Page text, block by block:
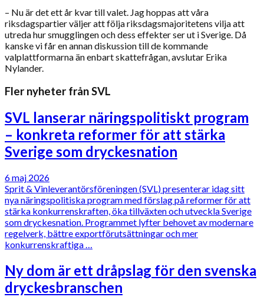
– Nu är det ett år kvar till valet. Jag hoppas att våra
riksdagspartier väljer att följa riksdagsmajoritetens vilja att
utreda hur smugglingen och dess effekter ser ut i Sverige. Då
kanske vi får en annan diskussion till de kommande
valplattformarna än enbart skattefrågan, avslutar Erika
Nylander.
Fler nyheter från SVL
SVL lanserar näringspolitiskt program
– konkreta reformer för att stärka
Sverige som dryckesnation
6 maj 2026
Sprit & Vinleverantörsföreningen (SVL) presenterar idag sitt
nya näringspolitiska program med förslag på reformer för att
stärka konkurrenskraften, öka tillväxten och utveckla Sverige
som dryckesnation. Programmet lyfter behovet av modernare
regelverk, bättre exportförutsättningar och mer
konkurrenskraftiga …
Ny dom är ett dråpslag för den svenska
dryckesbranschen